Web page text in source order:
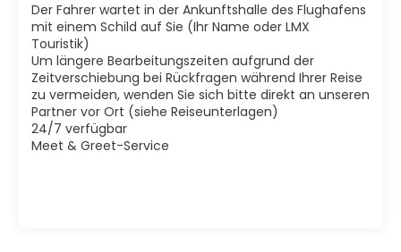
Der Fahrer wartet in der Ankunftshalle des Flughafens
mit einem Schild auf Sie (Ihr Name oder LMX
Touristik)
Um längere Bearbeitungszeiten aufgrund der
Zeitverschiebung bei Rückfragen während Ihrer Reise
zu vermeiden, wenden Sie sich bitte direkt an unseren
Partner vor Ort (siehe Reiseunterlagen)
24/7 verfügbar
Meet & Greet-Service